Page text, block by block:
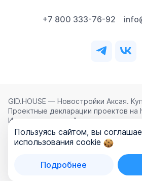
+7 800 333-76-92
GID.HOUSE — Новостройки Аксая.
Проектные декларации проектов
Использование сайта означает
соглашением ,Политикой
Политикой обработки персональных
ООО «ГИД.ХАУЗ»
Пользуясь сайтом, вы
использования cookie
Подробнее